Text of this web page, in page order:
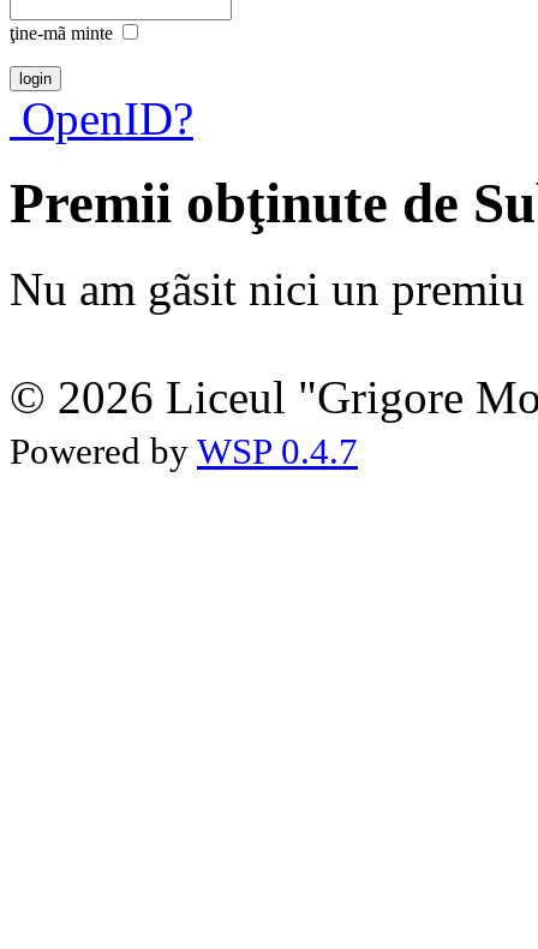
ţine-mã minte
OpenID?
Premii obţinute de
Nu am gãsit nici un premiu
© 2026 Liceul "Grigore
Powered by WSP 0.4.7